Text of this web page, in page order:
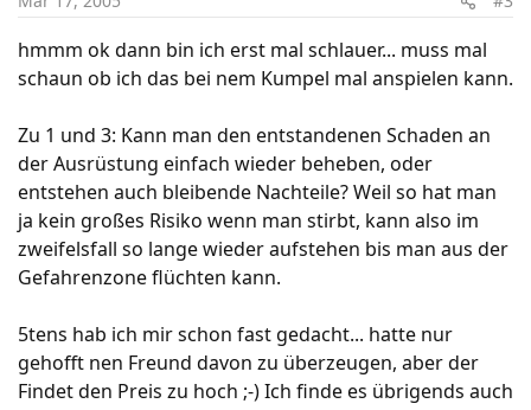
hmmm ok dann bin ich erst mal schlauer... muss mal
schaun ob ich das bei nem Kumpel mal anspielen kann.
Zu 1 und 3: Kann man den entstandenen Schaden an
der Ausrüstung einfach wieder beheben, oder
entstehen auch bleibende Nachteile? Weil so hat man
ja kein großes Risiko wenn man stirbt, kann also im
zweifelsfall so lange wieder aufstehen bis man aus der
Gefahrenzone flüchten kann.
5tens hab ich mir schon fast gedacht... hatte nur
gehofft nen Freund davon zu überzeugen, aber der
Findet den Preis zu hoch ;-) Ich finde es übrigends auch